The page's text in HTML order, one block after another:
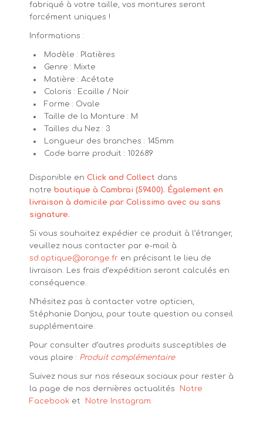
fabriqué à votre taille, vos montures seront
forcément uniques !
Informations :
Modèle : Platières
Genre : Mixte
Matière : Acétate
Coloris : Ecaille / Noir
Forme : Ovale
Taille de la Monture : M
Tailles du Nez : 3
Longueur des branches : 145mm
Code barre produit : 102689
Disponible en Click and Collect dans
notre boutique à Cambrai (59400). Également en
livraison à domicile par Colissimo avec ou sans
signature.
Si vous souhaitez expédier ce produit à l’étranger,
veuillez nous contacter par e-mail à
sd.optique@orange.fren précisant le lieu de
livraison. Les frais d’expédition seront calculés en
conséquence.
N’hésitez pas à contacter votre opticien,
Stéphanie Danjou, pour toute question ou conseil
supplémentaire.
Pour consulter d’autres produits susceptibles de
vous plaire : Produit complémentaire
Suivez nous sur nos réseaux sociaux pour rester à
la page de nos dernières actualités
Notre
Facebooket Notre Instagram.